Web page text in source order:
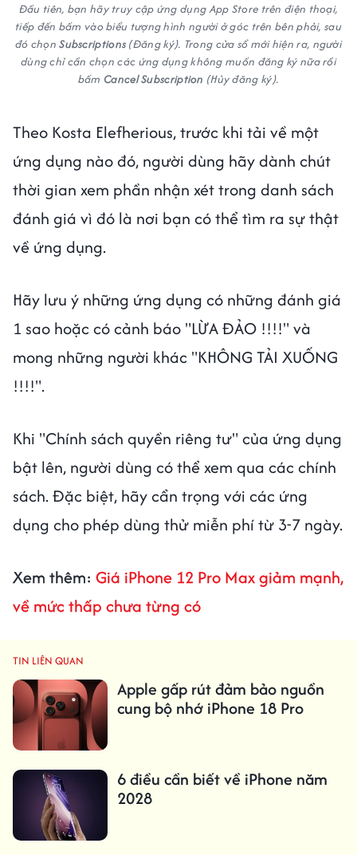
Đầu tiên, bạn hãy truy cập ứng dụng App Store trên điện thoại,
tiếp đến bấm vào biểu tượng hình người ở góc trên bên phải, sau
đó chọnSubscriptions(Đăng ký). Trong cửa sổ mới hiện ra, người
dùng chỉ cần chọn các ứng dụng không muốn đăng ký nữa rồi
bấm Cancel Subscription (Hủy đăng ký).
Theo Kosta Elefherious, trước khi tải về một
ứng dụng nào đó, người dùng hãy dành chút
thời gian xem phần nhận xét trong danh sách
đánh giá vì đó là nơi bạn có thể tìm ra sự thật
về ứng dụng.
Hãy lưu ý những ứng dụng có những đánh giá
1 sao hoặc có cảnh báo "LỪA ĐẢO !!!!" và
mong những người khác "KHÔNG TẢI XUỐNG
!!!!".
Khi "Chính sách quyền riêng tư" của ứng dụng
bật lên, người dùng có thể xem qua các chính
sách. Đặc biệt, hãy cẩn trọng với các ứng
dụng cho phép dùng thử miễn phí từ 3-7 ngày.
Xem thêm: Giá iPhone 12 Pro Max giảm mạnh,
về mức thấp chưa từng có
TIN LIÊN QUAN
Apple gấp rút đảm bảo nguồn
cung bộ nhớ iPhone 18 Pro
6 điều cần biết về iPhone năm
2028